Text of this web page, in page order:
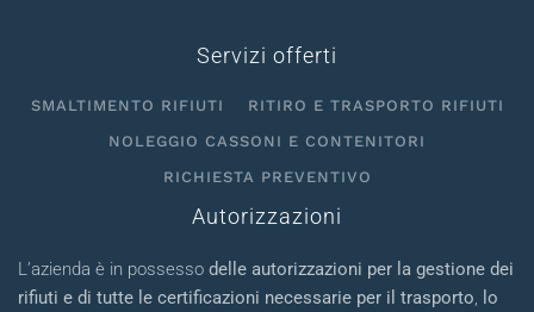
Servizi offerti
SMALTIMENTO RIFIUTI
RITIRO E TRASPORTO RIFIUTI
NOLEGGIO CASSONI E CONTENITORI
RICHIESTA PREVENTIVO
Autorizzazioni
L’azienda è in possesso delle autorizzazioni per la gestione dei
rifiuti e di tutte le certificazioni necessarie per il trasporto, lo